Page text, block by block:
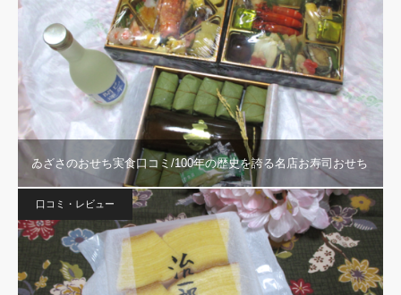
ゐざさのおせち実食口コミ/100年の歴史を誇る名店お寿司おせち
口コミ・レビュー